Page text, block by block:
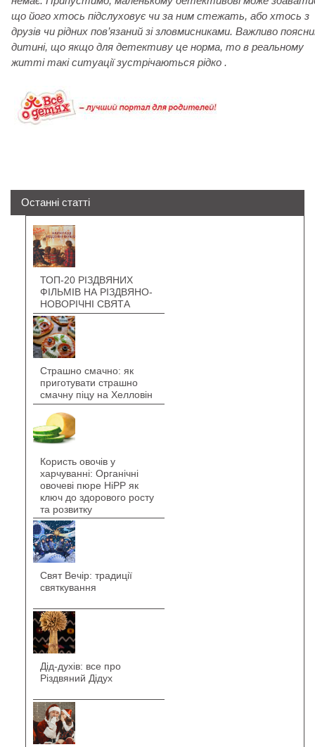
що його хтось підслуховує чи за ним стежать, або хтось з
друзів чи рідних пов’язаний зі зловмисниками. Важливо
дитині, що якщо для детективу це норма, то в реальному
житті такі ситуації зустрічаються рідко .
Останні статті
ТОП-20 РІЗДВЯНИХ
ФІЛЬМІВ НА РІЗДВЯНО-
НОВОРІЧНІ СВЯТА
Страшно смачно: як
приготувати страшно
смачну піцу на Хелловін
Користь овочів у
харчуванні: Органічні
овочеві пюре HiPP як
ключ до здорового росту
та розвитку
Свят Вечір: традиції
святкування
Дід-духів: все про
Різдвяний Дідух